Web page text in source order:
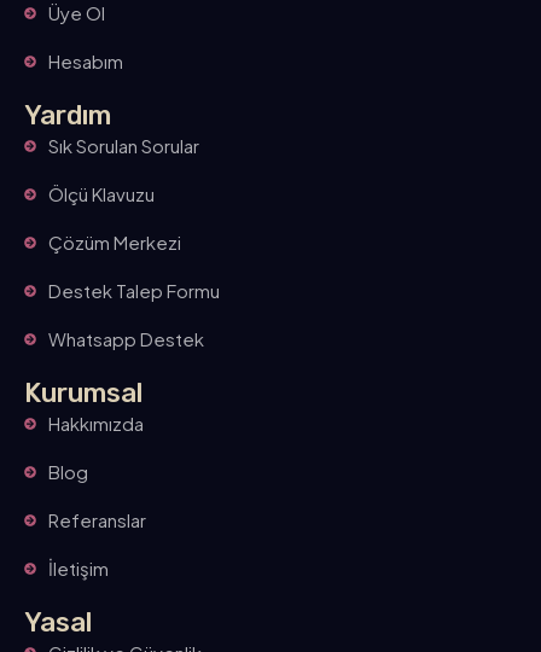
Üye Ol
Hesabım
Yardım
Sık Sorulan Sorular
Ölçü Klavuzu
Çözüm Merkezi
Destek Talep Formu
Whatsapp Destek
Kurumsal
Hakkımızda
Blog
Referanslar
İletişim
Yasal